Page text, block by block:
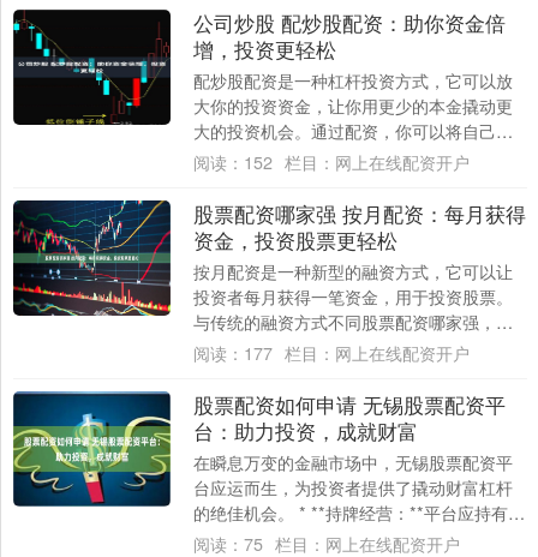
公司炒股 配炒股配资：助你资金倍
增，投资更轻松
配炒股配资是一种杠杆投资方式，它可以放
大你的投资资金，让你用更少的本金撬动更
大的投资机会。通过配资，你可以将自己的
资金放大数倍公司炒股，从而获得更高的收
阅读： 152 栏目： 网上在线配资开户
股票配资哪家强 按月配资：每月获得
资金，投资股票更轻松
按月配资是一种新型的融资方式，它可以让
投资者每月获得一笔资金，用于投资股票。
与传统的融资方式不同股票配资哪家强，按
月配资不需要抵押物，也不需要提供担保，
阅读： 177 栏目： 网上在线配资开户
股票配资如何申请 无锡股票配资平
台：助力投资，成就财富
在瞬息万变的金融市场中，无锡股票配资平
台应运而生，为投资者提供了撬动财富杠杆
的绝佳机会。 * **持牌经营：**平台应持有相
关金融监管机构颁发的经营许可证，确保....
阅读： 75 栏目： 网上在线配资开户